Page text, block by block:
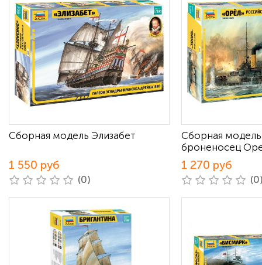
Сборная модель Элизабет
1 550 руб
(0)
Сборная
броненосец
1 270 руб